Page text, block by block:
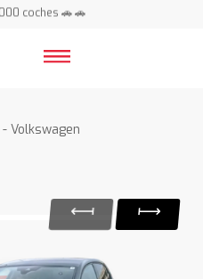
coches 🚗 🚗
- Volkswagen